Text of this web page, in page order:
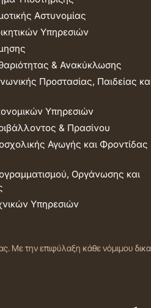
Αστυνομίας
Υπηρεσιών
& Ανακύκλωσης
Προστασίας, Παιδείας
Υπηρεσιών
& Πρασίνου
Αγωγής και Φροντίδας
Οργάνωσης και
Υπηρεσιών
Με την επιφύλαξη κάθε νόμιμου